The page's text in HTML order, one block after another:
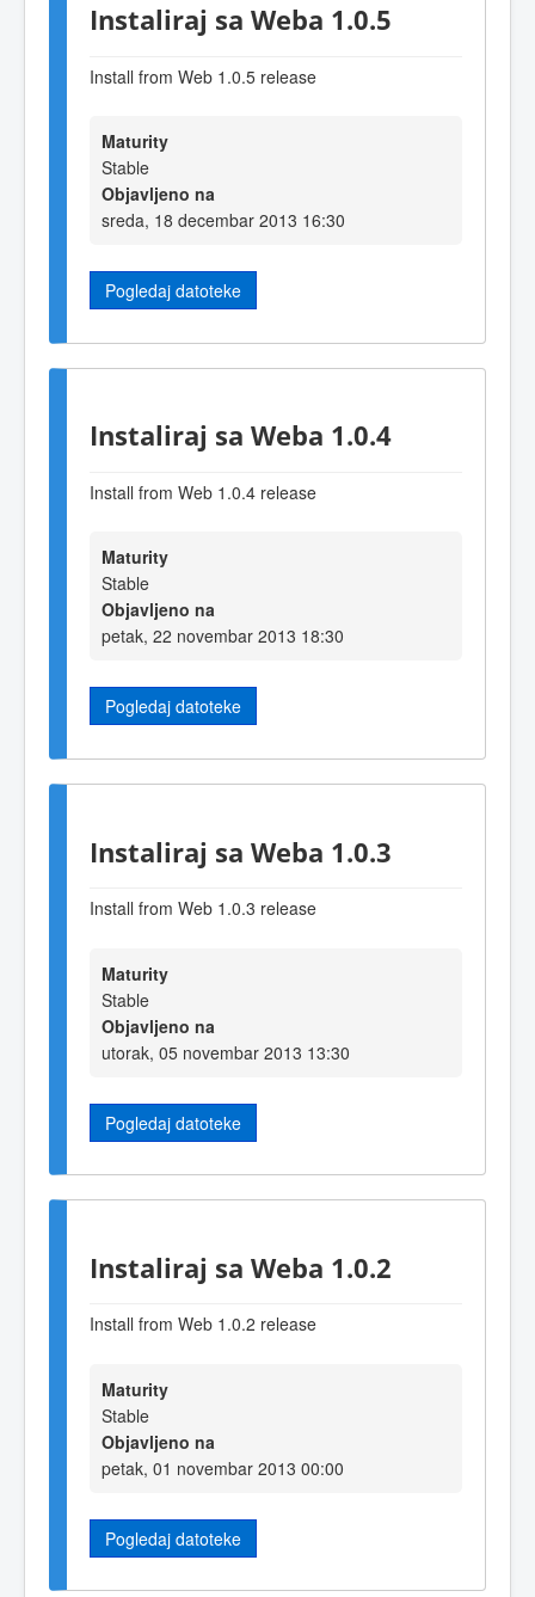
Instaliraj sa Weba 1.0.5
Install from Web 1.0.5 release
Maturity
Stable
Objavljeno na
sreda, 18 decembar 2013 16:30
Pogledaj datoteke
Instaliraj sa Weba 1.0.4
Install from Web 1.0.4 release
Maturity
Stable
Objavljeno na
petak, 22 novembar 2013 18:30
Pogledaj datoteke
Instaliraj sa Weba 1.0.3
Install from Web 1.0.3 release
Maturity
Stable
Objavljeno na
utorak, 05 novembar 2013 13:30
Pogledaj datoteke
Instaliraj sa Weba 1.0.2
Install from Web 1.0.2 release
Maturity
Stable
Objavljeno na
petak, 01 novembar 2013 00:00
Pogledaj datoteke